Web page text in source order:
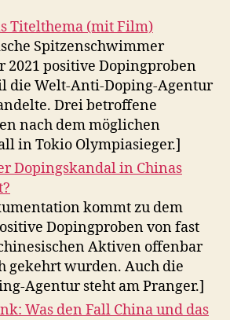
Titelthema (mit Film)
Spitzenschwimmer
2021 positive Dopingproben
die Welt-Anti-Doping-Agentur
Drei betroffene
nach dem möglichen
in Tokio Olympiasieger.]
Dopingskandal in Chinas
kommt zu dem
Dopingproben von fast
Aktiven offenbar
gekehrt wurden. Auch die
Agentur steht am Pranger.]
Was den Fall China und das